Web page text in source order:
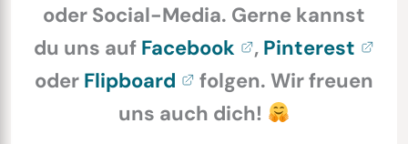
oder Social-Media. Gerne kannst
du uns auf Facebook , Pinterest
oder Flipboard
folgen. Wir freuen
uns auch dich!